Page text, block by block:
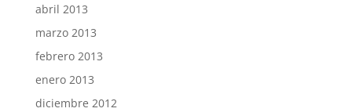
abril 2013
marzo 2013
febrero 2013
enero 2013
diciembre 2012